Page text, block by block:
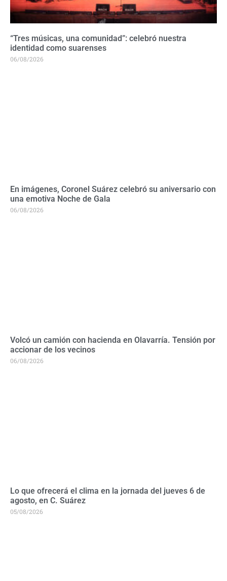
“Tres músicas, una comunidad”: celebró nuestra
identidad como suarenses
06/08/2026
En imágenes, Coronel Suárez celebró su aniversario con
una emotiva Noche de Gala
06/08/2026
Volcó un camión con hacienda en Olavarría. Tensión por
accionar de los vecinos
06/08/2026
Lo que ofrecerá el clima en la jornada del jueves 6 de
agosto, en C. Suárez
05/08/2026